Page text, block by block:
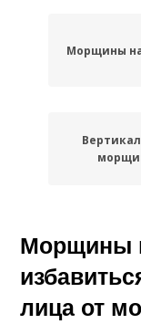
Морщины
Морщины
Морщины
лица от